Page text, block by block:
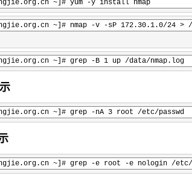
~]# yum -y install
~]# nmap -v -sP 172.30.1.0/24
~]# grep -B 1 up /data/
~]# grep -nA 3 root /etc/
~]# grep -e root -e nologin /